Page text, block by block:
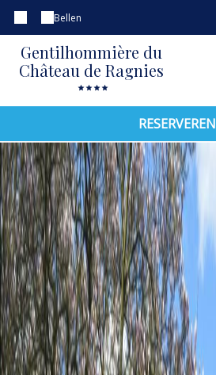
Bellen
Gentilhommière du
Château de Ragnies
RESERVEREN